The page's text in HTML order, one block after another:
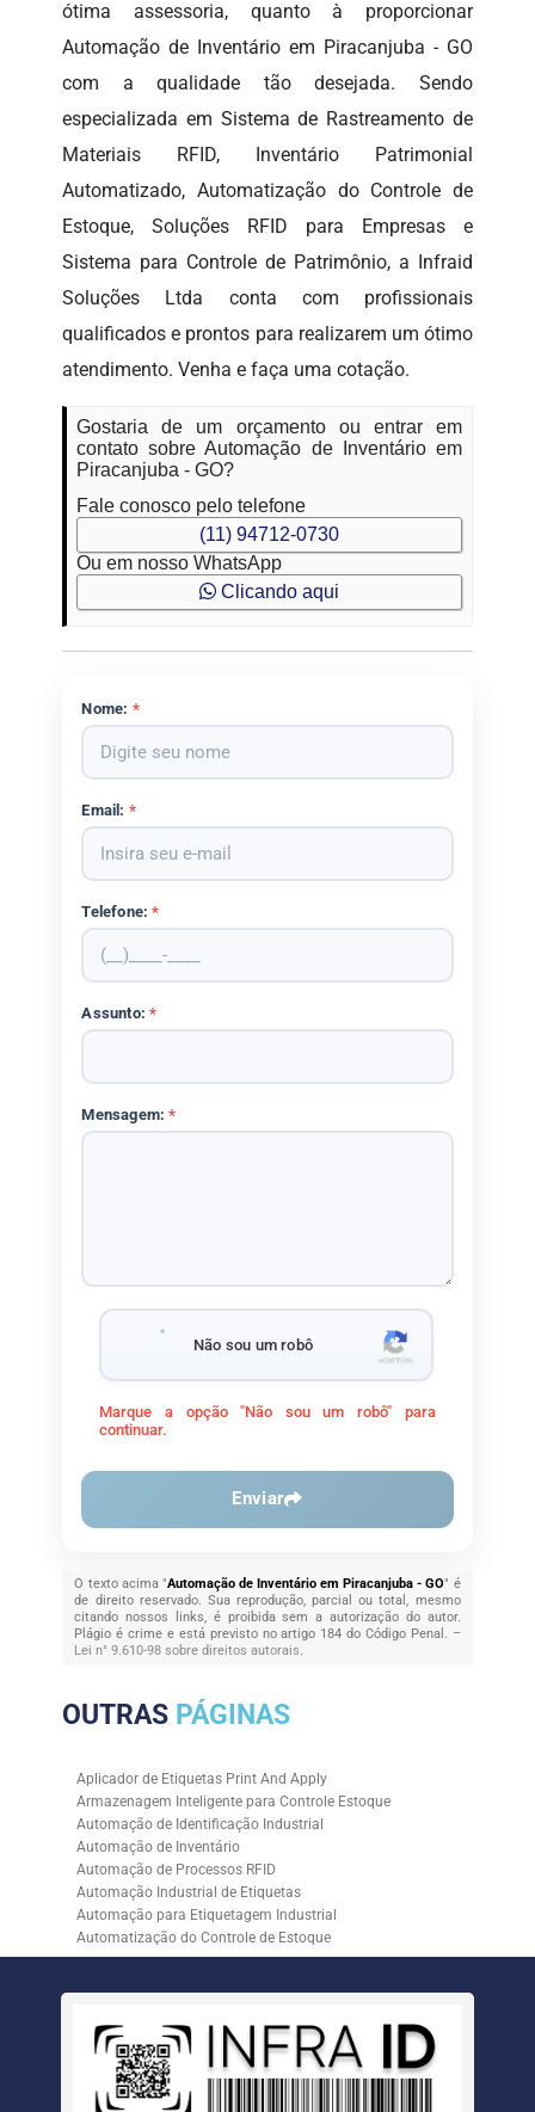
ótima assessoria, quanto à proporcionar
Automação de Inventário em Piracanjuba - GO
com a qualidade tão desejada. Sendo
especializada em Sistema de Rastreamento de
Materiais RFID, Inventário Patrimonial
Automatizado, Automatização do Controle de
Estoque, Soluções RFID para Empresas e
Sistema para Controle de Patrimônio, a Infraid
Soluções Ltda conta com profissionais
qualificados e prontos para realizarem um ótimo
atendimento. Venha e faça uma cotação.
Gostaria de um orçamento ou entrar em
contato sobre Automação de Inventário em
Piracanjuba - GO?
Fale conosco pelo telefone
(11) 94712-0730
Ou em nosso WhatsApp
Clicando aqui
Nome: *
Email: *
Telefone:*
Assunto:*
Mensagem:*
Não sou um robô
Marque a opção "Não sou um robô" para
continuar.
Enviar
O texto acima "Automação de Inventário em Piracanjuba - GO" é
de direito reservado. Sua reprodução, parcial ou total, mesmo
citando nossos links, é proibida sem a autorização do autor.
Plágio é crime e está previsto no artigo 184 do Código Penal. –
Lei n° 9.610-98 sobre direitos autorais.
OUTRAS PÁGINAS
Aplicador de Etiquetas Print And Apply
Armazenagem Inteligente para Controle Estoque
Automação de Identificação Industrial
Automação de Inventário
Automação de Processos RFID
Automação Industrial de Etiquetas
Automação para Etiquetagem Industrial
Automatização do Controle de Estoque
Controle de Estoque com RFID
Empresa de Automação para Processos Logísticos
Empresa de Rastreabilidade Industrial
Empresa de Soluções para Etiquetagem
Empresa Especializada em Inventário de Estoque